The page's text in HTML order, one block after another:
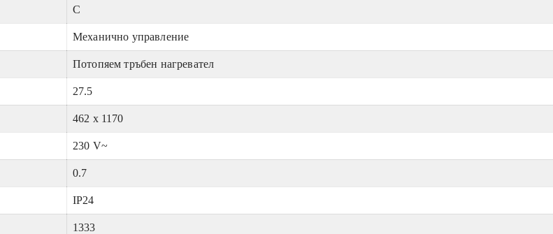
C
Механично управление
Потопяем тръбен нагревател
27.5
462 x 1170
230 V~
0.7
IP24
1333